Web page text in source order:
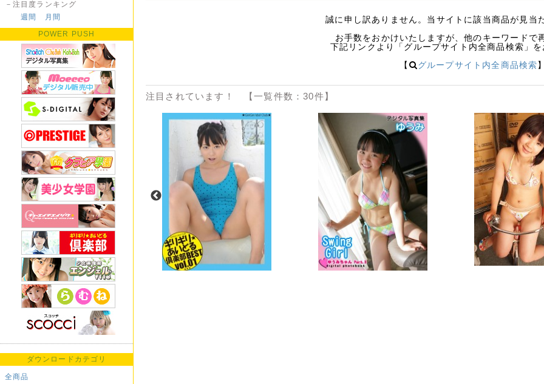
－注目度ランキング
週間
月間
POWER PUSH
ダウンロードカテゴリ
全商品
誠に申し訳ありません。当サイトに該当商品が見当
お手数をおかけいたしますが、他のキーワードで
下記リンクより「グループサイト内全商品検索」
【
グループサイト内全商品検索
注目されています！ 【一覧件数：30件】